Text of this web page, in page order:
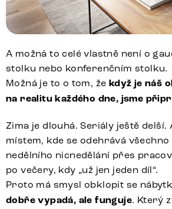
A možná to celé vlastně není o
stolku nebo konferenčním stolku.
Možná je to o tom, že když je náš
na realitu každého dne, jsme
Zima je dlouhá. Seriály ještě delší.
místem, kde se odehrává všechno
nedělního nicnedělání přes
po večery, kdy „už jen jeden díl“.
Proto má smysl obklopit se
dobře vypadá, ale funguje. Který